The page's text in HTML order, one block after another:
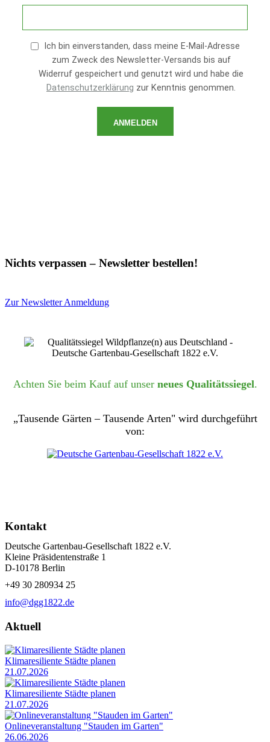
Nichts verpassen – Newsletter bestellen!
Zur Newsletter Anmeldung
Achten Sie beim Kauf auf unser neues Qualitätssiegel.
„Tausende Gärten – Tausende Arten" wird durchgeführt
von:
Kontakt
Deutsche Gartenbau-Gesellschaft 1822 e.V.
Kleine Präsidentenstraße 1
D-10178 Berlin
+49 30 280934 25
info@dgg1822.de
Aktuell
Klimaresiliente Städte planen
21.07.2026
Klimaresiliente Städte planen
21.07.2026
Onlineveranstaltung "Stauden im Garten"
26.06.2026